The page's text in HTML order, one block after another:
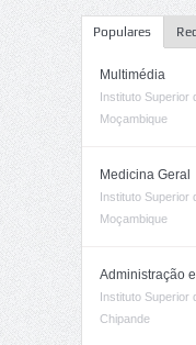
Populares
Multimédia
Instituto Superior
Moçambique
Medicina Geral
Instituto Superior
Moçambique
Administração
Instituto Superior
Chipande